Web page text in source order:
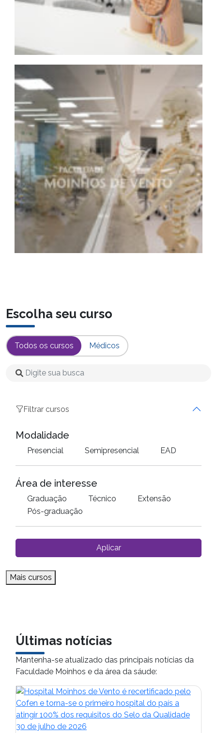
Escolha seu curso
Todos os cursos Médicos
Filtrar cursos
Modalidade
Presencial Semipresencial EAD
Área de interesse
Graduação Técnico
Extensão
Pós-graduação
Aplicar
Mais cursos
Últimas notícias
Mantenha-se atualizado das principais notícias da
Faculdade Moinhos e da área da sáude:
30 de julho de 2026